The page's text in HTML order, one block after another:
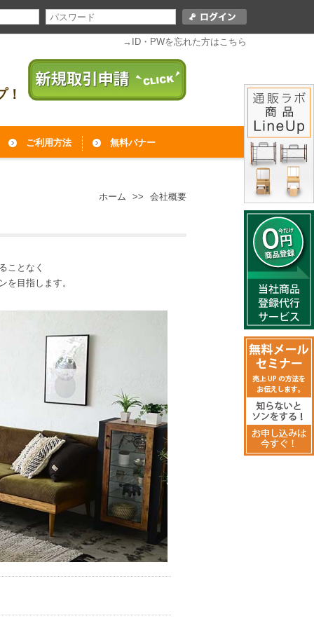
→ID・PWを忘れた方はこちら
！
ご利用方法 無料バナー
ホーム >> 会社概要
ことなく
を目指します。